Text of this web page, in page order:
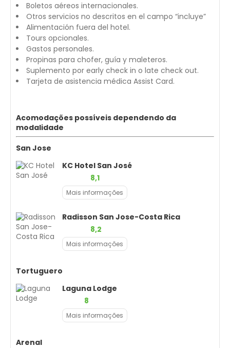
Boletos aéreos internacionales.
Otros servicios no descritos en el campo “incluye”
Alimentación fuera del hotel.
Tours opcionales.
Gastos personales.
Propinas para chofer, guía y maleteros.
Suplemento por early check in o late check out.
Tarjeta de asistencia médica Assist Card.
Acomodações possíveis dependendo da
modalidade
San Jose
KC Hotel San José
8,1
Mais informações
Radisson San Jose-Costa Rica
8,2
Mais informações
Tortuguero
Laguna Lodge
8
Mais informações
Arenal